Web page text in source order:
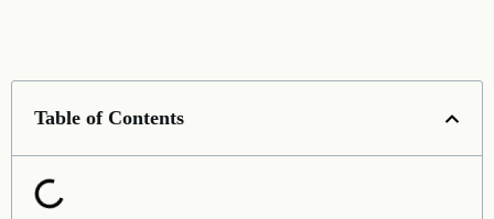
Table of Contents